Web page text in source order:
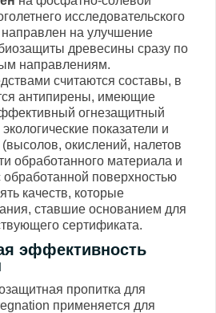
исследовательского
на улучшение
древесины сразу по
направлениям.
считаются составы, в
антипирены, имеющие
огнезащитный
показатели и
(высолов, окислений, налетов
обработанного материала и
поверхностью
качеств, которые
ставшие основанием для
сертификата.
эффективность
пропитка для
применяется для